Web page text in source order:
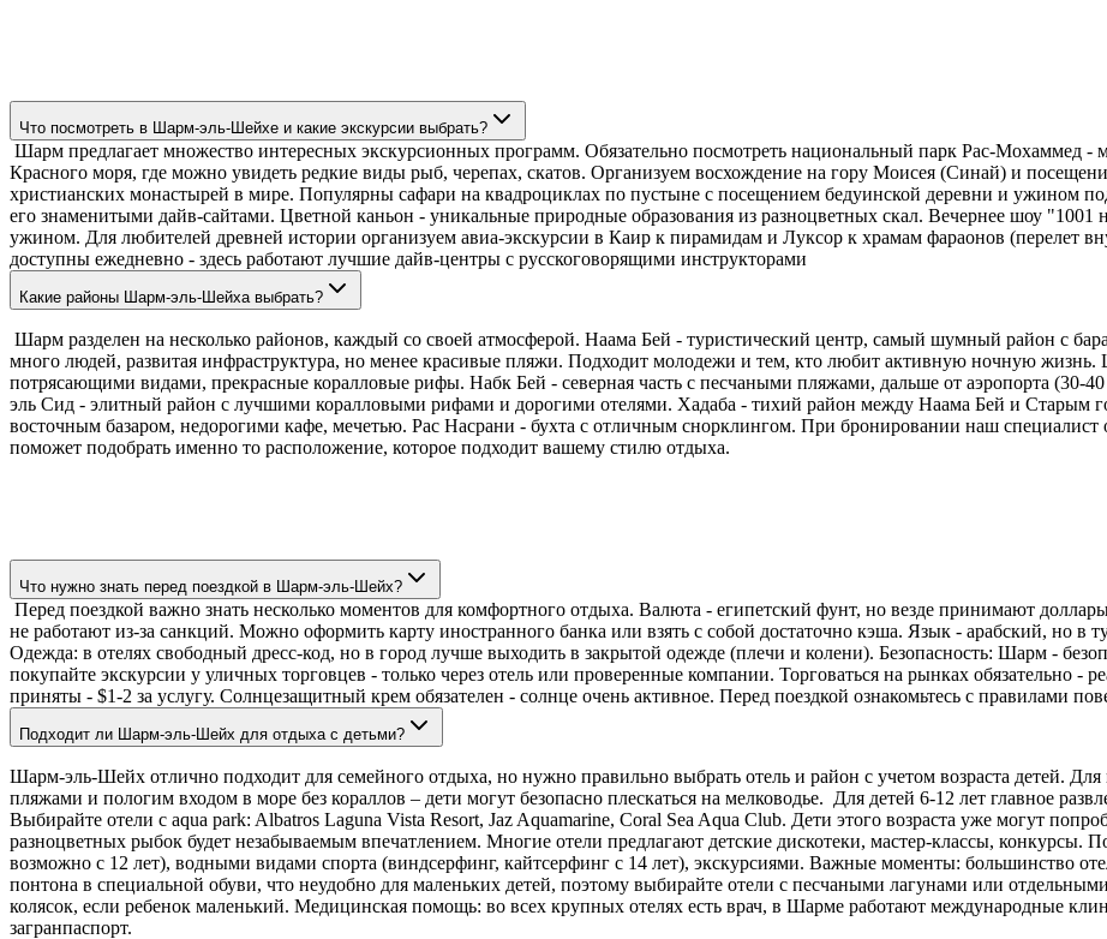
Что посмотреть в Шарм-эль-Шейхе и какие экскурсии выбрать?
Шарм предлагает множество интересных экскурсионных программ. Обязательно посмотреть национальный парк Рас-Мохаммед -
Красного моря, где можно увидеть редкие виды рыб, черепах, скатов. Организуем восхождение на гору Моисея (Синай) и
христианских монастырей в мире. Популярны сафари на квадроциклах по пустыне с посещением бедуинской деревни и ужином
его знаменитыми дайв-сайтами. Цветной каньон - уникальные природные образования из разноцветных скал. Вечернее шоу
ужином. Для любителей древней истории организуем авиа-экскурсии в Каир к пирамидам и Луксор к храмам фараонов (перелет
доступны ежедневно - здесь работают лучшие дайв-центры с русскоговорящими инструкторами
Какие районы Шарм-эль-Шейха выбрать?
Шарм разделен на несколько районов, каждый со своей атмосферой. Наама Бей - туристический центр, самый шумный район с
много людей, развитая инфраструктура, но менее красивые пляжи. Подходит молодежи и тем, кто любит активную ночную
потрясающими видами, прекрасные коралловые рифы. Набк Бей - северная часть с песчаными пляжами, дальше от аэропорта (30-
эль Сид - элитный район с лучшими коралловыми рифами и дорогими отелями. Хадаба - тихий район между Наама Бей и Старым
восточным базаром, недорогими кафе, мечетью. Рас Насрани - бухта с отличным снорклингом. При бронировании наш специалист
поможет подобрать именно то расположение, которое подходит вашему стилю отдыха.
Что нужно знать перед поездкой в Шарм-эль-Шейх?
Перед поездкой важно знать несколько моментов для комфортного отдыха. Валюта - египетский фунт, но везде принимают
не работают из-за санкций. Можно оформить карту иностранного банка или взять с собой достаточно кэша. Язык - арабский, но в
Одежда: в отелях свободный дресс-код, но в город лучше выходить в закрытой одежде (плечи и колени). Безопасность: Шарм -
покупайте экскурсии у уличных торговцев - только через отель или проверенные компании. Торговаться на рынках обязательно -
приняты - $1-2 за услугу. Солнцезащитный крем обязателен - солнце очень активное. Перед поездкой ознакомьтесь с правилами
Подходит ли Шарм-эль-Шейх для отдыха с детьми?
Шарм-эль-Шейх отлично подходит для семейного отдыха, но нужно правильно выбрать отель и район с учетом возраста детей.
пляжами и пологим входом в море без кораллов – дети могут безопасно плескаться на мелководье. Для детей 6-12 лет главное
Выбирайте отели с aqua park: Albatros Laguna Vista Resort, Jaz Aquamarine, Coral Sea Aqua Club. Дети этого возраста уже могут
разноцветных рыбок будет незабываемым впечатлением. Многие отели предлагают детские дискотеки, мастер-классы, конкурсы.
возможно с 12 лет), водными видами спорта (виндсерфинг, кайтсерфинг с 14 лет), экскурсиями. Важные моменты: большинство
понтона в специальной обуви, что неудобно для маленьких детей, поэтому выбирайте отели с песчаными лагунами или
колясок, если ребенок маленький. Медицинская помощь: во всех крупных отелях есть врач, в Шарме работают международные
загранпаспорт.